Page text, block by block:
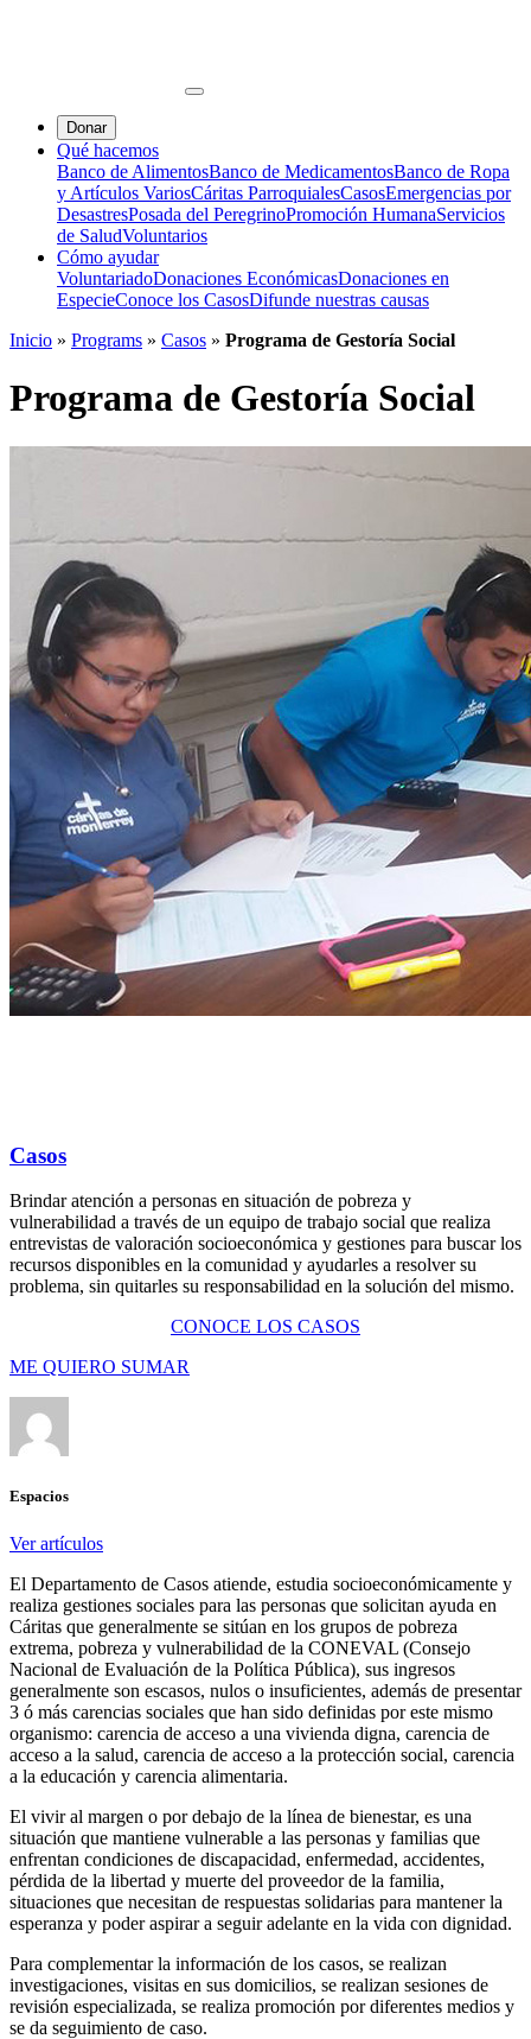
Donar
Qué hacemos
Banco de AlimentosBanco de MedicamentosBanco de Ropa
y Artículos VariosCáritas ParroquialesCasosEmergencias por
DesastresPosada del PeregrinoPromoción HumanaServicios
de SaludVoluntarios
Cómo ayudar
VoluntariadoDonaciones EconómicasDonaciones en
EspecieConoce los CasosDifunde nuestras causas
Inicio » Programs » Casos » Programa de Gestoría Social
Programa de Gestoría Social
Casos
Brindar atención a personas en situación de pobreza y
vulnerabilidad a través de un equipo de trabajo social que realiza
entrevistas de valoración socioeconómica y gestiones para buscar los
recursos disponibles en la comunidad y ayudarles a resolver su
problema, sin quitarles su responsabilidad en la solución del mismo.
CONOCE LOS CASOS
ME QUIERO SUMAR
Espacios
Ver artículos
El Departamento de Casos atiende, estudia socioeconómicamente y
realiza gestiones sociales para las personas que solicitan ayuda en
Cáritas que generalmente se sitúan en los grupos de pobreza
extrema, pobreza y vulnerabilidad de la CONEVAL (Consejo
Nacional de Evaluación de la Política Pública), sus ingresos
generalmente son escasos, nulos o insuficientes, además de presentar
3 ó más carencias sociales que han sido definidas por este mismo
organismo: carencia de acceso a una vivienda digna, carencia de
acceso a la salud, carencia de acceso a la protección social, carencia
a la educación y carencia alimentaria.
El vivir al margen o por debajo de la línea de bienestar, es una
situación que mantiene vulnerable a las personas y familias que
enfrentan condiciones de discapacidad, enfermedad, accidentes,
pérdida de la libertad y muerte del proveedor de la familia,
situaciones que necesitan de respuestas solidarias para mantener la
esperanza y poder aspirar a seguir adelante en la vida con dignidad.
Para complementar la información de los casos, se realizan
investigaciones, visitas en sus domicilios, se realizan sesiones de
revisión especializada, se realiza promoción por diferentes medios y
se da seguimiento de caso.